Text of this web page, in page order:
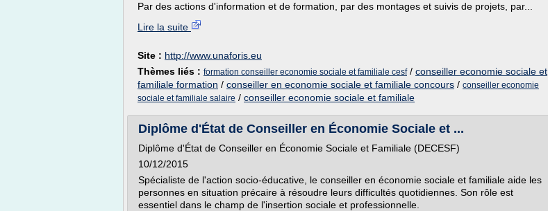
Par des actions d'information et de formation, par des montages et suivis de projets, par...
Lire la suite
Site : http://www.unaforis.eu
Thèmes liés : formation conseiller economie sociale et familiale cesf/ conseiller economie sociale et
familiale formation / conseiller en economie sociale et familiale concours / conseiller economie
sociale et familiale salaire / conseiller economie sociale et familiale
Diplôme d'État de Conseiller en Économie Sociale et ...
Diplôme d'État de Conseiller en Économie Sociale et Familiale (DECESF)
10/12/2015
Spécialiste de l'action socio-éducative, le conseiller en économie sociale et familiale aide les
personnes en situation précaire à résoudre leurs difficultés quotidiennes. Son rôle est
essentiel dans le champ de l'insertion sociale et professionnelle.